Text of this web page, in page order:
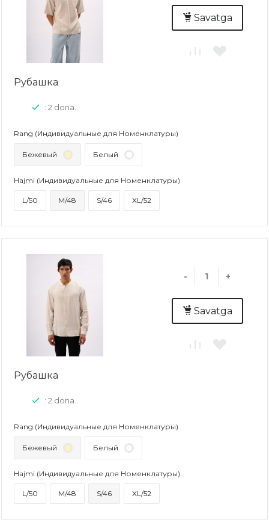
Savatga
Рубашка
: 2 dona..
Rang (Индивидуальные для Номенклатуры)
Бежевый Белый
Hajmi (Индивидуальные для Номенклатуры)
L/50 M/48 S/46 XL/52
- +
Savatga
Рубашка
: 2 dona..
Rang (Индивидуальные для Номенклатуры)
Бежевый Белый
Hajmi (Индивидуальные для Номенклатуры)
L/50 M/48 S/46 XL/52